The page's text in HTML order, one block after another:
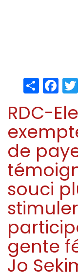
Share
RDC-
de
souci
gente
Jo